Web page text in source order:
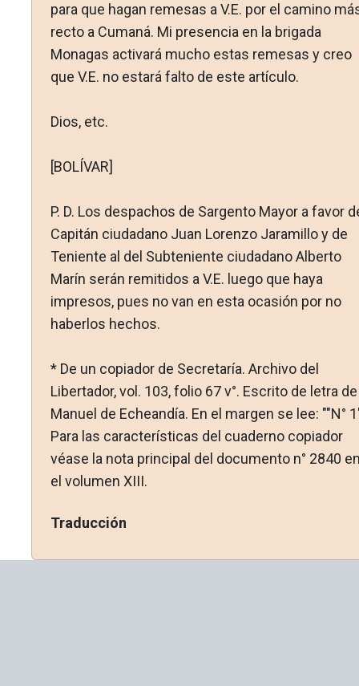
para que hagan remesas a V.E. por el camino
recto a Cumaná. Mi presencia en la brigada
Monagas activará mucho estas remesas y creo
que V.E. no estará falto de este artículo.
Dios, etc.
[BOLÍVAR]
P. D. Los despachos de Sargento Mayor a favor
Ca­pitán ciudadano Juan Lorenzo Jaramillo y de
Teniente al del Subteniente ciudadano Alberto
Marín serán remitidos a V.E. luego que haya
impresos, pues no van en esta ocasión por no
haberlos hechos.
* De un copiador de Secretaría. Archivo del
Libertador, vol. 103, folio 67 v°. Escrito de letra de
Manuel de Echeandía. En el margen se lee: ""N°
Para las características del cuaderno co­piador
véase la nota principal del documento n° 2840
el vo­lumen XIII.
Traducción